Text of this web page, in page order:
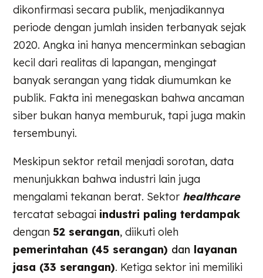
dikonfirmasi secara publik, menjadikannya
periode dengan jumlah insiden terbanyak sejak
2020. Angka ini hanya mencerminkan sebagian
kecil dari realitas di lapangan, mengingat
banyak serangan yang tidak diumumkan ke
publik. Fakta ini menegaskan bahwa ancaman
siber bukan hanya memburuk, tapi juga makin
tersembunyi.
Meskipun sektor retail menjadi sorotan, data
menunjukkan bahwa industri lain juga
mengalami tekanan berat. Sektor healthcare
tercatat sebagai industri paling terdampak
dengan52 serangan, diikuti oleh
pemerintahan (45 serangan) dan layanan
jasa (33 serangan). Ketiga sektor ini memiliki